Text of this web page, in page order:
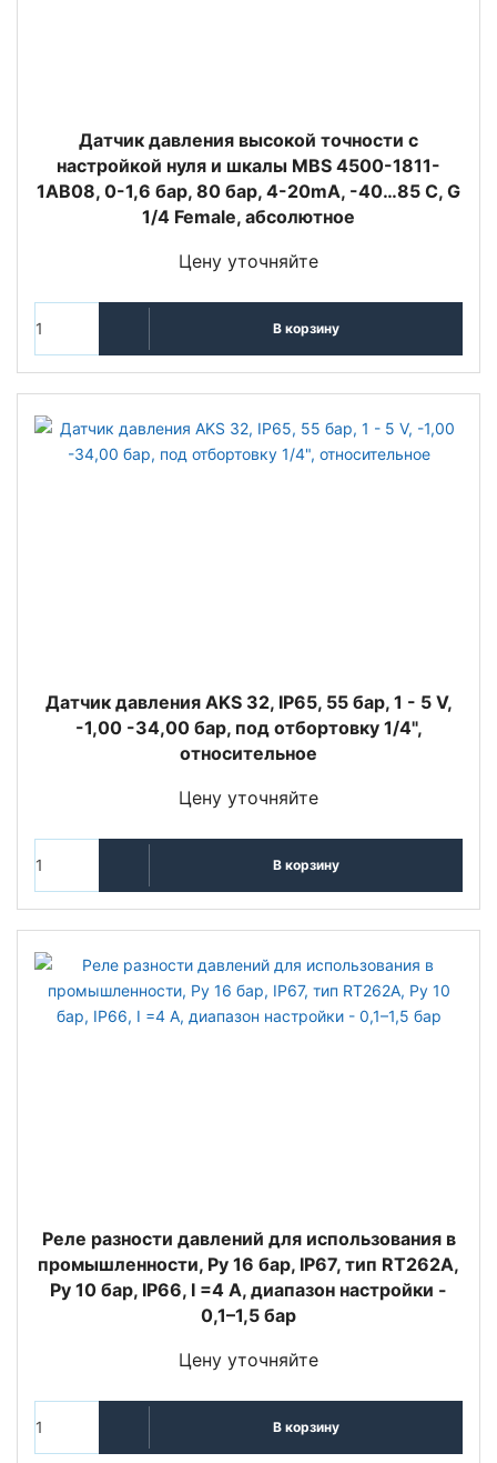
Датчик давления высокой точности с
настройкой нуля и шкалы MBS 4500-1811-
1AB08, 0-1,6 бар, 80 бар, 4-20mA, -40…85 С, G
1/4 Female, абсолютное
Цену уточняйте
В корзину
Датчик давления AKS 32, IP65, 55 бар, 1 - 5 V,
-1,00 -34,00 бар, под отбортовку 1/4",
относительное
Цену уточняйте
В корзину
Реле разности давлений для использования в
промышленности, Ру 16 бар, IP67, тип RT262A,
Ру 10 бар, IP66, I =4 A, диапазон настройки -
0,1–1,5 бар
Цену уточняйте
В корзину